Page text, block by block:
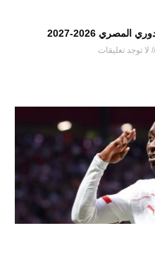
2026-2027
لا توجد تعليقات